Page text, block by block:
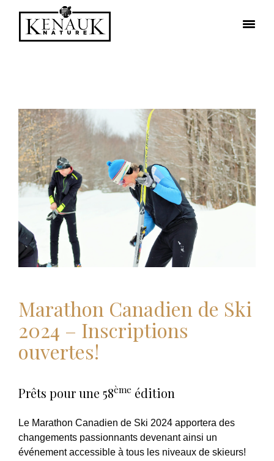
Marathon Canadien de Ski
2024 – Inscriptions
ouvertes!
Prêts pour une 58ème édition
Le Marathon Canadien de Ski 2024 apportera des
changements passionnants devenant ainsi un
événement accessible à tous les niveaux de skieurs!